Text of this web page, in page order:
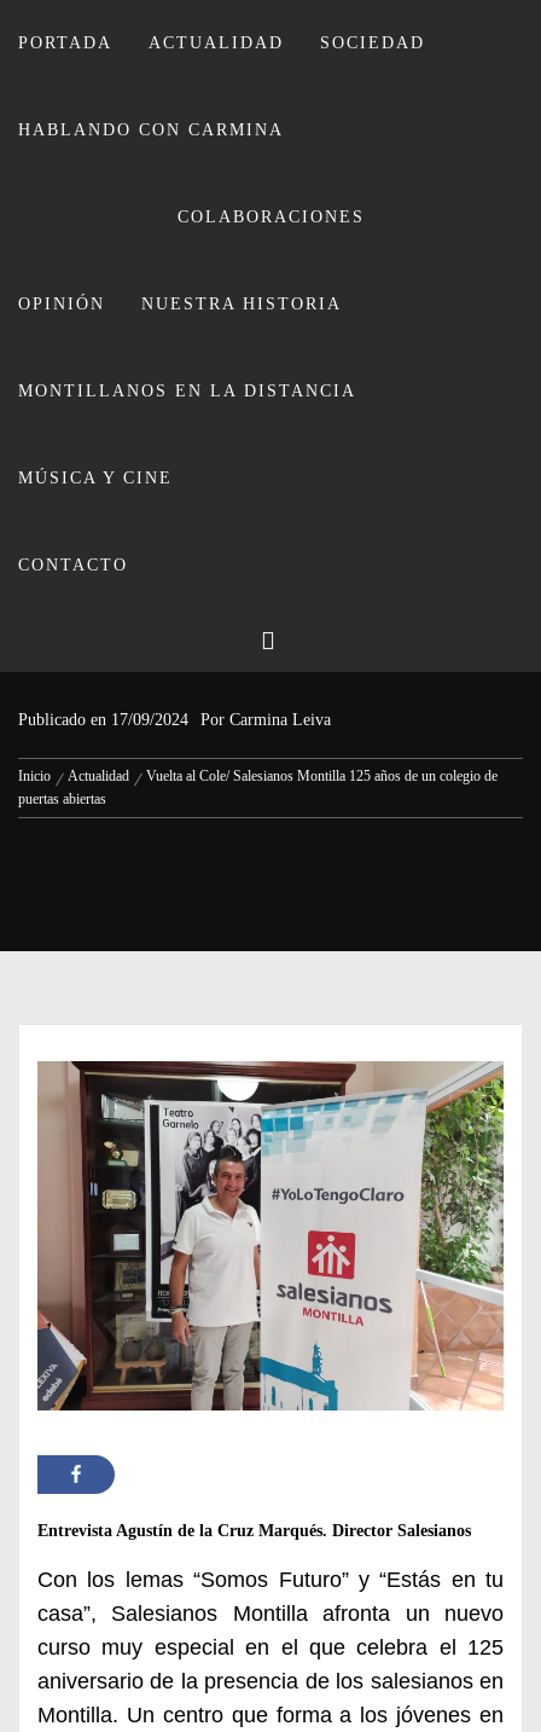
PORTADA ACTUALIDAD SOCIEDAD
HABLANDO CON CARMINA
COLABORACIONES
OPINIÓN NUESTRA HISTORIA
MONTILLANOS EN LA DISTANCIA
MÚSICA Y CINE
CONTACTO
Publicado en 17/09/2024 Por Carmina Leiva
Inicio Actualidad
Vuelta al Cole/ Salesianos Montilla 125 años de un colegio de
puertas abiertas
Entrevista Agustín de la Cruz Marqués. Director Salesianos
Con los lemas “Somos Futuro” y “Estás en tu
casa”, Salesianos Montilla afronta un nuevo
curso muy especial en el que celebra el 125
aniversario de la presencia de los salesianos en
Montilla. Un centro que formaa los jóvenes en